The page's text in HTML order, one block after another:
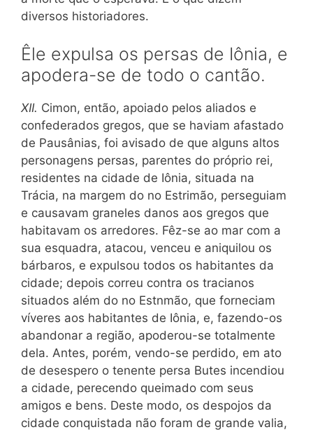
diversos historiadores.
Êle expulsa os persas de Iônia, e
apodera-se de todo o cantão.
XII. Cimon, então, apoiado pelos aliados e
confederados gregos, que se haviam afastado
de Pausânias, foi avisado de que alguns altos
personagens persas, parentes do próprio rei,
residentes na cidade de Iônia, situada na
Trácia, na margem do no Estrimão, perseguiam
e causavam graneles danos aos gregos que
habitavam os arredores. Fêz-se ao mar com a
sua esquadra, atacou, venceu e aniquilou os
bárbaros, e expulsou todos os habitantes da
cidade; depois correu contra os tracianos
situados além do no Estnmão, que forneciam
víveres aos habitantes de Iônia, e, fazendo-os
abandonar a região, apoderou-se totalmente
dela. Antes, porém, vendo-se perdido, em ato
de desespero o tenente persa Butes incendiou
a cidade, perecendo queimado com seus
amigos e bens. Deste modo, os despojos da
cidade conquistada não foram de grande valia,